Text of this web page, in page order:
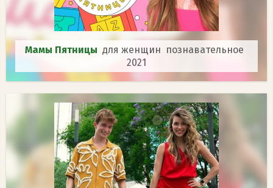
Мамы Пятницы для женщин познавательное
2021